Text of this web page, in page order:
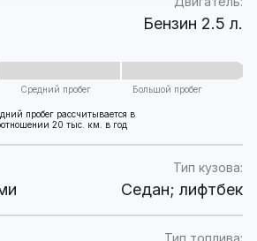
Бензин 2.5 л.
Средний пробег Большой пробег
пробег рассчитывается в
20 тыс. км. в год
Тип кузова:
Седан; лифтбек